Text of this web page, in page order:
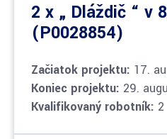
2 x „ Dláždič “ v
(P0028854)
Začiatok projektu: 17.
Koniec projektu: 29.
Kvalifikovaný robotník: 2